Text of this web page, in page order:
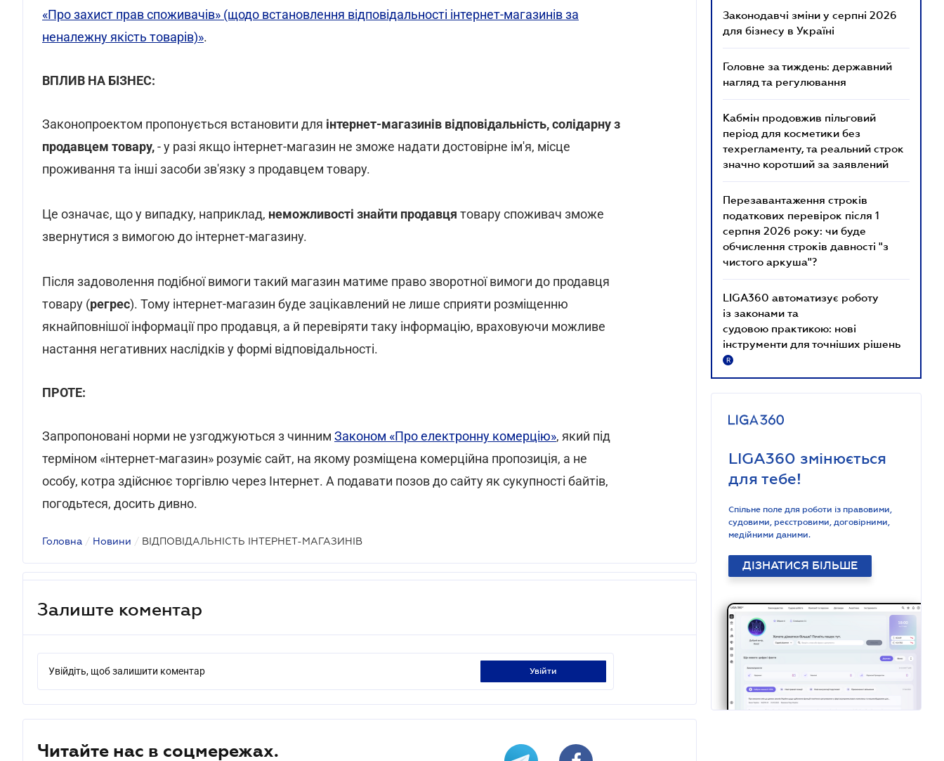
«Про захист прав споживачів» (щодо встановлення відповідальності інтернет-магазинів за
неналежну якість товарів)».
ВПЛИВ НА БІЗНЕС:
Законопроектом пропонується встановити для інтернет-магазинів відповідальність, солідарну з
продавцем товару,- у разі якщо інтернет-магазин не зможе надати достовірне ім'я, місце
проживання та інші засоби зв'язку з продавцем товару.
Це означає, що у випадку, наприклад, неможливості знайти продавця товару споживач зможе
звернутися з вимогою до інтернет-магазину.
Після задоволення подібної вимоги такий магазин матиме право зворотної вимоги до продавця
товару (регрес). Тому інтернет-магазин буде зацікавлений не лише сприяти розміщенню
якнайповнішої інформації про продавця, а й перевіряти таку інформацію, враховуючи можливе
настання негативних наслідків у формі відповідальності.
ПРОТЕ:
Запропоновані норми не узгоджуються з чинним Законом «Про електронну комерцію», який під
терміном «інтернет-магазин» розуміє сайт, на якому розміщена комерційна пропозиція, а не
особу, котра здійснює торгівлю через Інтернет. А подавати позов до сайту як сукупності байтів,
погодьтеся, досить дивно.
Головна / Новини / ВІДПОВІДАЛЬНІСТЬ ІНТЕРНЕТ-МАГАЗИНІВ
Залиште коментар
Увійдіть, щоб залишити коментар увійти
Читайте нас в соцмережах.
Законодавчі зміни у серпні 2026
для бізнесу в Україні
Головне за тиждень: державний
нагляд та регулювання
Кабмін продовжив пільговий
період для косметики без
техрегламенту, та реальний строк
значно коротший за заявлений
Перезавантаження строків
податкових перевірок після 1
серпня 2026 року: чи буде
обчислення строків давності "з
чистого аркуша"?
LIGA360 автоматизує роботу
із законами та
судовою практикою: нові
інструменти для точніших рішень
R
LIGA360 змінюється
для тебе!
Спільне поле для роботи із правовими,
судовими, реєстровими, договірними,
медійними даними.
ДІЗНАТИСЯ БІЛЬШЕ